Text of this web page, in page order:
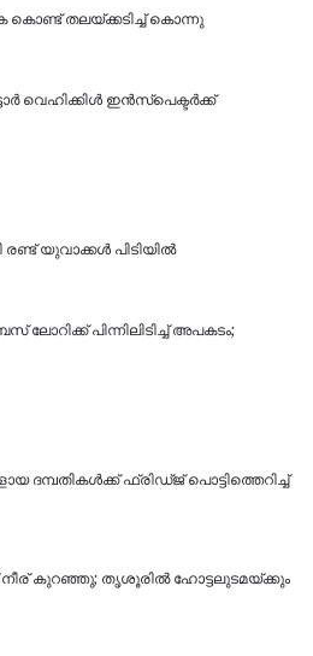
തലയ്ക്കടിച്ച് കൊന്നു
വെഹിക്കിള്‍ ഇന്‍സ്‌പെക്ടര്‍ക്ക്
യു​വാ​ക്ക​ൾ പി​ടി​യി​ൽ
പിന്നിലിടിച്ച് അപകടം;
ദമ്പതികൾക്ക് ഫ്രിഡ്ജ് പൊട്ടിത്തെറിച്ച്
നീര് കുറഞ്ഞു; തൃശൂരില്‍ ഹോട്ടലുടമയ്ക്കും